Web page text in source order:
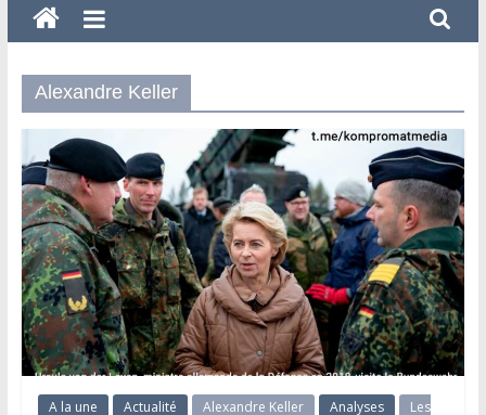
et
Analyses
Alexandre Keller
A la une Actualité Alexandre Keller Analyses
Les